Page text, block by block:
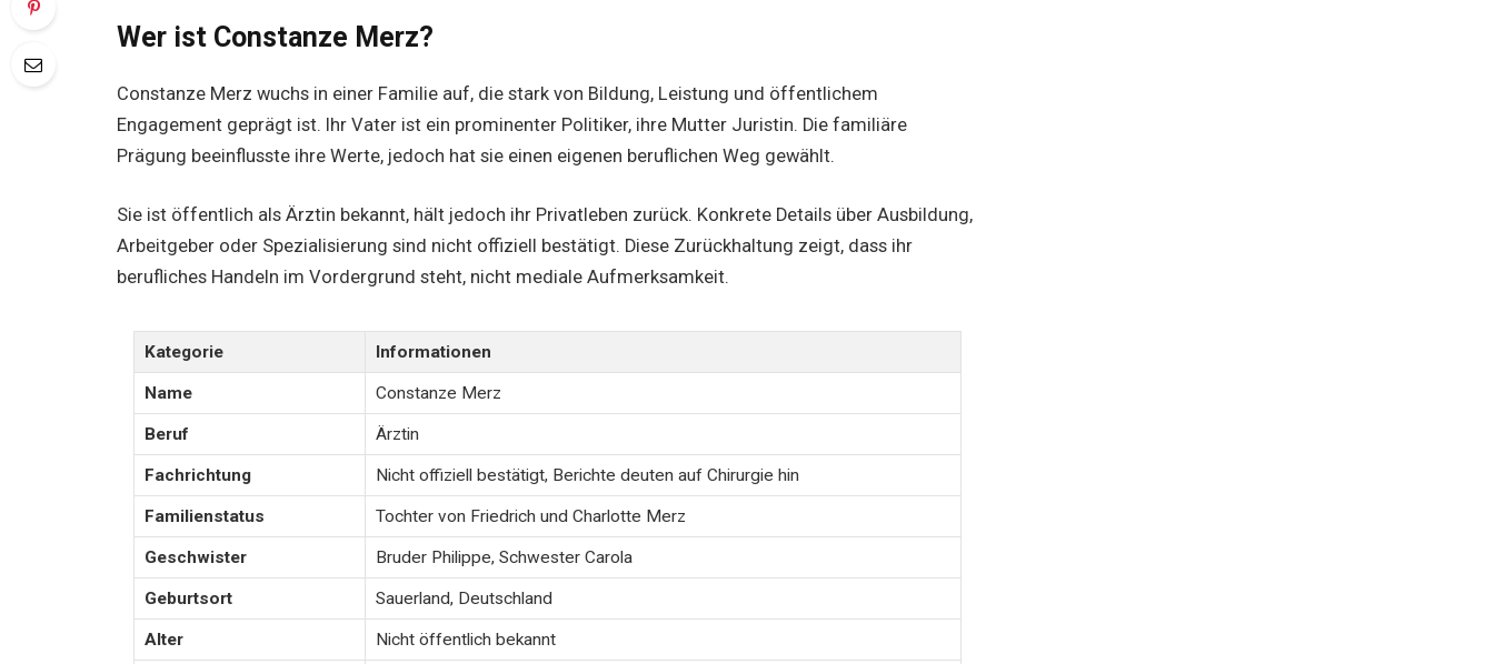
Wer ist Constanze Merz?
Constanze Merz wuchs in einer Familie auf, die stark von Bildung, Leistung und öffentlichem
Engagement geprägt ist. Ihr Vater ist ein prominenter Politiker, ihre Mutter Juristin. Die familiäre
Prägung beeinflusste ihre Werte, jedoch hat sie einen eigenen beruflichen Weg gewählt.
Sie ist öffentlich als Ärztin bekannt, hält jedoch ihr Privatleben zurück. Konkrete Details über Ausbildung,
Arbeitgeber oder Spezialisierung sind nicht offiziell bestätigt. Diese Zurückhaltung zeigt, dass ihr
berufliches Handeln im Vordergrund steht, nicht mediale Aufmerksamkeit.
Kategorie Informationen
Name Constanze Merz
Beruf Ärztin
Fachrichtung Nicht offiziell bestätigt, Berichte deuten auf Chirurgie hin
Familienstatus Tochter von Friedrich und Charlotte Merz
Geschwister Bruder Philippe, Schwester Carola
Geburtsort Sauerland, Deutschland
Alter Nicht öffentlich bekannt